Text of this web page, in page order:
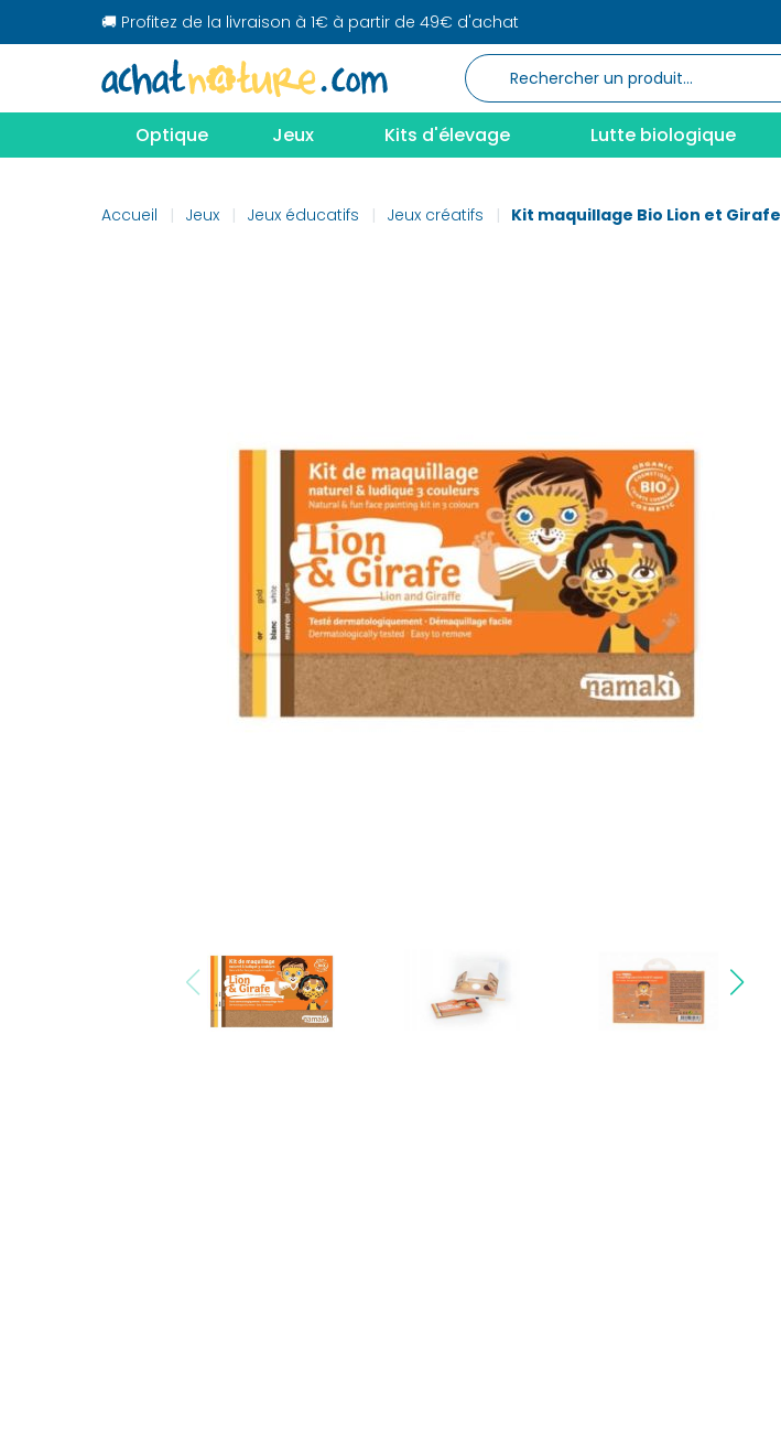
🚚 Profitez de la livraison à 1€ à partir de 49€ d'achat
Optique Jeux Kits d'élevage Lutte biologique
Accueil Jeux Jeux éducatifs Jeux créatifs Kit maquillage Bio Lion et Girafe